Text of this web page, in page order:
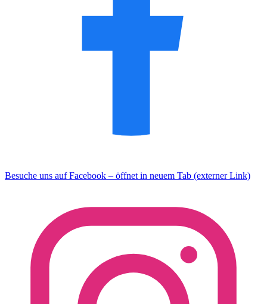
Besuche uns auf Facebook – öffnet in neuem Tab (externer Link)